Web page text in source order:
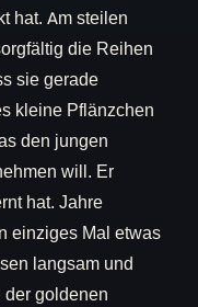
hat. Am steilen
die Reihen
sie gerade
kleine Pflänzchen
den jungen
will. Er
hat. Jahre
einziges Mal etwas
langsam und
der goldenen